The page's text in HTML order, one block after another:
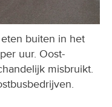
buiten in het
uur. Oost-
misbruikt.